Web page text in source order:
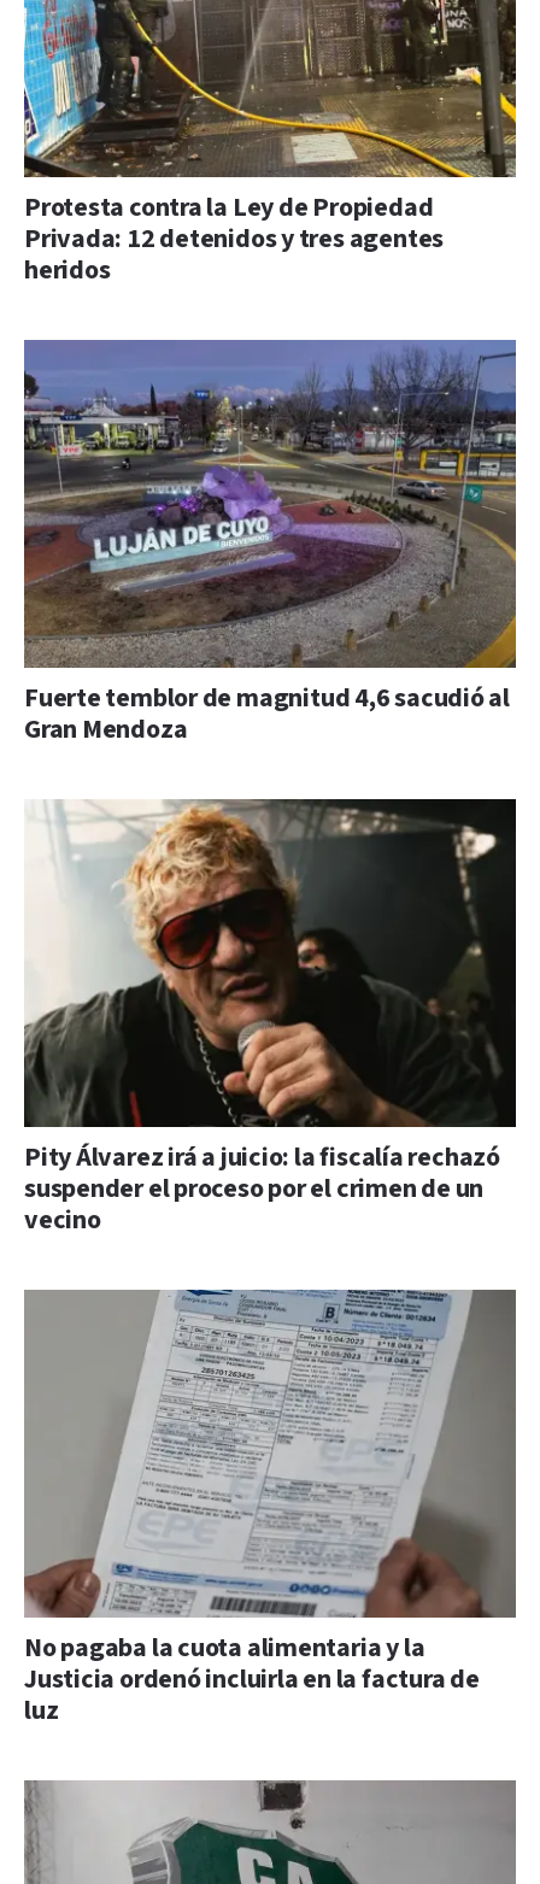
Protesta contra la Ley de Propiedad
Privada: 12 detenidos y tres agentes
heridos
Fuerte temblor de magnitud 4,6 sacudió al
Gran Mendoza
Pity Álvarez irá a juicio: la fiscalía rechazó
suspender el proceso por el crimen de un
vecino
No pagaba la cuota alimentaria y la
Justicia ordenó incluirla en la factura de
luz